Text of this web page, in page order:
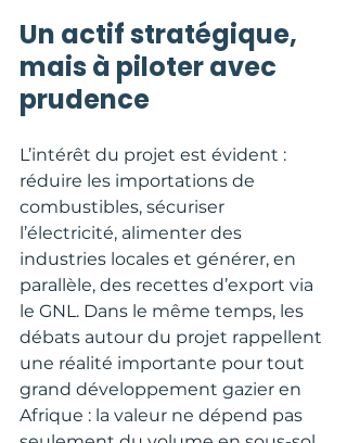
Un actif stratégique,
mais à piloter avec
prudence
L’intérêt du projet est évident :
réduire les importations de
combustibles, sécuriser
l’électricité, alimenter des
industries locales et générer, en
parallèle, des recettes d’export via
le GNL. Dans le même temps, les
débats autour du projet rappellent
une réalité importante pour tout
grand développement gazier en
Afrique : la valeur ne dépend pas